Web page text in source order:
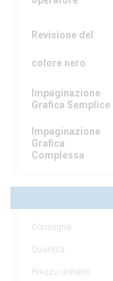
Revisione del
colore nero
Impaginazione
Grafica Semplice
Impaginazione
Grafica
Complessa
Consegna
Quantità
Prezzo unitario